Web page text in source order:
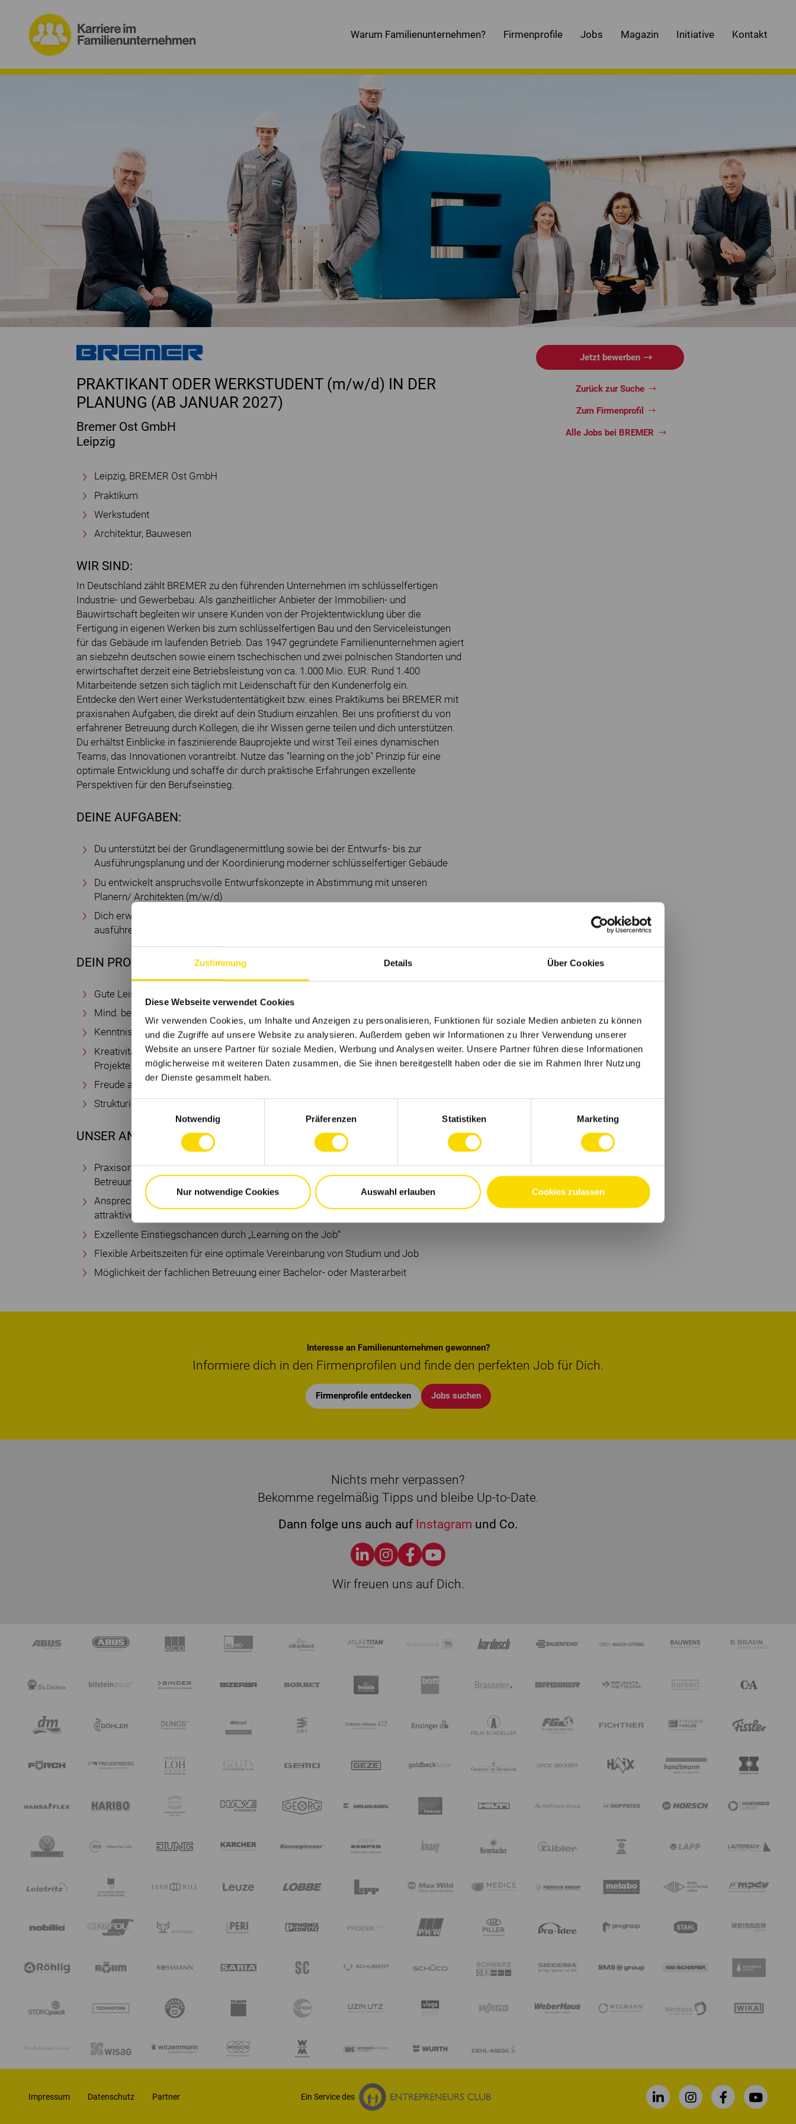
Zustimmung Details Über Cookies
Diese Webseite verwendet Cookies
Wir verwenden Cookies, um Inhalte und Anzeigen zu personalisieren, Funktionen für soziale Medien anbieten zu können
und die Zugriffe auf unsere Website zu analysieren. Außerdem geben wir Informationen zu Ihrer Verwendung unserer
Website an unsere Partner für soziale Medien, Werbung und Analysen weiter. Unsere Partner führen diese Informationen
möglicherweise mit weiteren Daten zusammen, die Sie ihnen bereitgestellt haben oder die sie im Rahmen Ihrer Nutzung
der Dienste gesammelt haben.
Einwilligungsauswahl
Notwendig
Präferenzen Statistiken Marketing
Nur notwendige Cookies Auswahl erlauben Cookies zulassen
Warum Familienunternehmen? Firmenprofile Jobs Magazin Initiative Kontakt
PRAKTIKANT ODER WERKSTUDENT (m/w/d) IN DER
PLANUNG (AB JANUAR 2027)
Bremer Ost GmbH
Leipzig
Leipzig, BREMER Ost GmbH
Praktikum
Werkstudent
Architektur, Bauwesen
WIR SIND:
In Deutschland zählt BREMER zu den führenden Unternehmen im schlüsselfertigen
Industrie- und Gewerbebau. Als ganzheitlicher Anbieter der Immobilien- und
Bauwirtschaft begleiten wir unsere Kunden von der Projektentwicklung über die
Fertigung in eigenen Werken bis zum schlüsselfertigen Bau und den Serviceleistungen
für das Gebäude im laufenden Betrieb. Das 1947 gegründete Familienunternehmen agiert
an siebzehn deutschen sowie einem tschechischen und zwei polnischen Standorten und
erwirtschaftet derzeit eine Betriebsleistung von ca. 1.000 Mio. EUR. Rund 1.400
Mitarbeitende setzen sich täglich mit Leidenschaft für den Kundenerfolg ein.
Entdecke den Wert einer Werkstudententätigkeit bzw. eines Praktikums bei BREMER mit
praxisnahen Aufgaben, die direkt auf dein Studium einzahlen. Bei uns profitierst du von
erfahrener Betreuung durch Kollegen, die ihr Wissen gerne teilen und dich unterstützen.
Du erhältst Einblicke in faszinierende Bauprojekte und wirst Teil eines dynamischen
Teams, das Innovationen vorantreibt. Nutze das "learning on the job" Prinzip für eine
optimale Entwicklung und schaffe dir durch praktische Erfahrungen exzellente
Perspektiven für den Berufseinstieg.
DEINE AUFGABEN:
Du unterstützt bei der Grundlagenermittlung sowie bei der Entwurfs- bis zur
Ausführungsplanung und der Koordinierung moderner schlüsselfertiger Gebäude
Du entwickelt anspruchsvolle Entwurfskonzepte in Abstimmung mit unseren
Planern/ Architekten (m/w/d)
Dich erwartet zudem ein interdisziplinärer Austausch mit Fachplanern, Bauleitern
ausführender Gewerke und Herstellern (m/w/d)
DEIN PROFIL:
Gute Leistungen im Studium der Architektur oder einem vergleichbaren Studiengang
Mind. bereits das 3. Studiensemester absolviert
Kenntnisse in CAD-Programmen, vorzugsweise in REVIT
Kreativität und Lust auf einen interdisziplinären Austausch sowie spannende
Projekte
Freude an komplexer Projektarbeit und am gemeinsamen Teamerfolg
Strukturierte sowie selbständige und lösungsorientiert Arbeitsweise
UNSER ANGEBOT:
Praxisorientierte Aufgabenstellungen sowie eine professionelle Einarbeitung und
Betreuung durch erfahrene Kollegen (m/w/d)
Ansprechende Rahmenbedingungen durch ein modernes Arbeitsumfeld und eine
attraktive Vergütung
Exzellente Einstiegschancen durch „Learning on the Job“
Flexible Arbeitszeiten für eine optimale Vereinbarung von Studium und Job
Möglichkeit der fachlichen Betreuung einer Bachelor- oder Masterarbeit
Jetzt bewerben
Zurück zur Suche
Zum Firmenprofil
Alle Jobs bei BREMER
Interesse an Familienunternehmen gewonnen?
Informiere dich in den Firmenprofilen und finde den perfekten Job für Dich.
Firmenprofile entdecken Jobs suchen
Nichts mehr verpassen?
Bekomme regelmäßig Tipps und bleibe Up-to-Date.
Dann folge uns auch auf Instagram und Co.
Wir freuen uns auf Dich.
Impressum Datenschutz Partner Ein Service des